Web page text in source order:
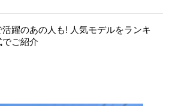
活躍のあの人も! 人気モデルをランキ
でご紹介